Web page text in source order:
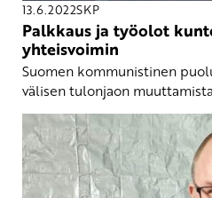
13.6.2022SKP
Palkkaus ja työolot
yhteisvoimin
Suomen kommunistinen
välisen tulonjaon